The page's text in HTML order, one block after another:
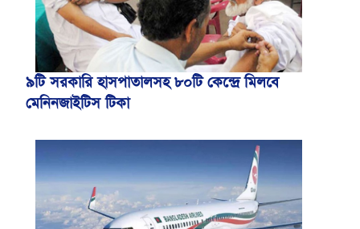
৯টি সরকারি হাসপাতালসহ ৮০টি কেন্দ্রে মিলবে
মেনিনজাইটিস টিকা